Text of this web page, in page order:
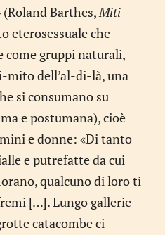
(Roland Barthes,Miti
eterosessuale che
come gruppi naturali,
mito dell’al-di-là, una
si consumano su
e postumana), cioè
e donne: «Di tanto
e putrefatte da cui
qualcuno di loro ti
[…]. Lungo gallerie
catacombe ci